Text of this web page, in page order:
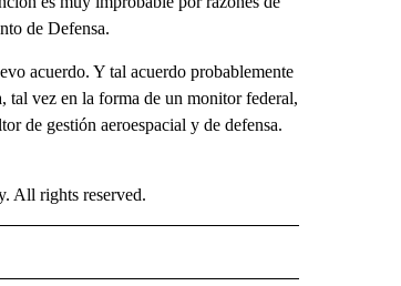
de Defensa.
acuerdo. Y tal acuerdo probablemente
tal vez en la forma de un monitor federal,
de gestión aeroespacial y de defensa.
All rights reserved.
NOTIFICATIONS ABOUT NEW PAGES ON "CNN-SPANISH".